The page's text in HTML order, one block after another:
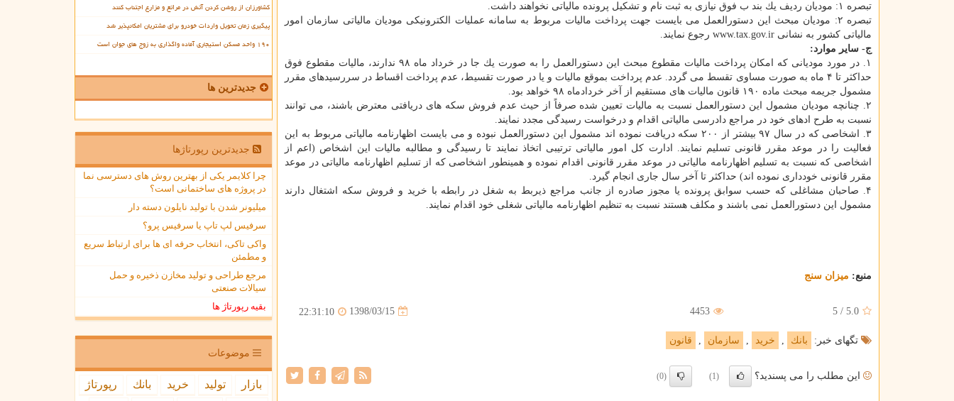
تبصره ۱: مودیان ردیف یك بند ب فوق نیازی به ثبت نام و تشكیل پرونده مالیاتی نخواهند داشت.
تبصره ۲: مودیان مبحث این دستورالعمل می بایست جهت پرداخت مالیات مربوط به سامانه عملیات الكترونیكی مودیان مالیاتی سازمان امور
مالیاتی كشور به نشانی www.tax.gov.ir رجوع نمایند.
ج- سایر موارد:
۱. در مورد مودیانی كه امكان پرداخت مالیات مقطوع مبحث این دستورالعمل را به صورت یك جا در خرداد ماه ۹۸ ندارند، مالیات مقطوع فوق
حداكثر تا ۴ ماه به صورت مساوی تقسط می گردد. عدم پرداخت بموقع مالیات و یا در صورت تقسیط، عدم پرداخت اقساط در سررسیدهای مقرر
مشمول جریمه مبحث ماده ۱۹۰ قانون مالیات های مستقیم از آخر خردادماه ۹۸ خواهد بود.
۲. چنانچه مودیان مشمول این دستورالعمل نسبت به مالیات تعیین شده صرفاً از حیث عدم فروش سكه های دریافتی معترض باشند، می توانند
نسبت به طرح ادهای خود در مراجع دادرسی مالیاتی اقدام و درخواست رسیدگی مجدد نمایند.
۳. اشخاصی كه در سال ۹۷ بیشتر از ۲۰۰ سكه دریافت نموده اند مشمول این دستورالعمل نبوده و می بایست اظهارنامه مالیاتی مربوط به این
فعالیت را در موعد مقرر قانونی تسلیم نمایند. ادارت كل امور مالیاتی ترتیبی اتخاذ نمایند تا رسیدگی و مطالبه مالیات این اشخاص (اعم از
اشخاصی كه نسبت به تسلیم اظهارنامه مالیاتی در موعد مقرر قانونی اقدام نموده و همینطور اشخاصی كه از تسلیم اظهارنامه مالیاتی در موعد
مقرر قانونی خودداری نموده اند) حداكثر تا آخر سال جاری انجام گیرد.
۴. صاحبان مشاغلی كه حسب سوابق پرونده یا مجوز صادره از جانب مراجع ذیربط به شغل در رابطه با خرید و فروش سكه اشتغال دارند
مشمول این دستورالعمل نمی باشند و مكلف هستند نسبت به تنظیم اظهارنامه مالیاتی شغلی خود اقدام نمایند.
منبع: میزان سنج
5.0
/
5
4453
1398/03/15
22:31:10
تگهای خبر: بانك خرید سازمان قانون
این مطلب را می پسندید؟ (1)
(0)
کشاورزان از روشن کردن آتش در مراتع و مزارع اجتناب کنند
پیگیری زمان تحویل واردات خودرو برای مشتریان امکانپذیر شد
۱۹۰ واحد مسکن استیجاری آماده واگذاری به زوج های جوان است
جدیدترین ها
جدیدترین رپورتاژها
چرا کلایمر یکی از بهترین روش های دسترسی نما
در پروژه های ساختمانی است؟
میلیونر شدن با تولید نایلون دسته دار
سرفیس لپ تاپ یا سرفیس پرو؟
واکی تاکی، انتخاب حرفه ای ها برای ارتباط سریع
و مطمئن
مرجع طراحی و تولید مخازن ذخیره و حمل
سیالات صنعتی
بقیه رپورتاژ ها
موضوعات
بازار تولید خرید بانك
رپورتاژ